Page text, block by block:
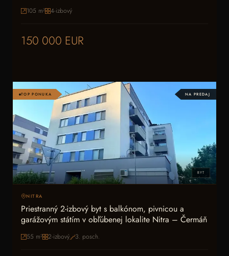
105 m² 4-izbový
150 000 EUR
TOP PONUKA NA PREDAJ
BYT
NITRA
Priestranný 2-izbový byt s balkónom, pivnicou a
garážovým státím v obľúbenej lokalite Nitra – Čermáň
55 m² 2-izbový 3. posch.